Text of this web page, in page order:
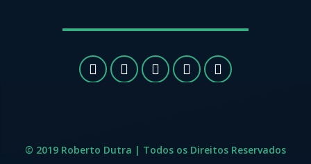
© 2019 Roberto Dutra | Todos os Direitos Reservados